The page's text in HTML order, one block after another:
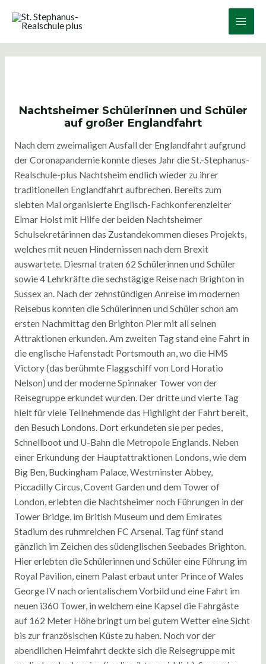
Inhalt
Main
Nachtsheimer Schülerinnen und Schüler
auf großer Englandfahrt
Nach dem zweimaligen Ausfall der Englandfahrt aufgrund
der Coronapandemie konnte dieses Jahr die St.-Stephanus-
Realschule-plus Nachtsheim endlich wieder zu ihrer
traditionellen Englandfahrt aufbrechen. Bereits zum
siebten Mal organisierte Englisch-Fachkonferenzleiter
Elmar Holst mit Hilfe der beiden Nachtsheimer
Schulsekretärinnen das Zustandekommen dieses Projekts,
welches mit neuen Hindernissen nach dem Brexit
auswartete. Diesmal traten 62 Schülerinnen und Schüler
sowie 4 Lehrkräfte die sechstägige Reise nach Brighton in
Sussex an. Nach der zehnstündigen Anreise im modernen
Reisebus konnten die Schülerinnen und Schüler schon am
ersten Nachmittag den Brighton Pier mit all seinen
Attraktionen erkunden. Am zweiten Tag stand eine Fahrt in
die englische Hafenstadt Portsmouth an, wo die HMS
Victory (das berühmte Flaggschiff von Lord Horatio
Nelson) und der moderne Spinnaker Tower von der
Reisegruppe erkundet wurden. Der dritte und vierte Tag
hielt für viele Teilnehmende das Highlight der Fahrt bereit,
den Besuch Londons. Dort erkundeten sie per pedes,
Schnellboot und U-Bahn die Metropole Englands. Neben
einer Erkundung der Hauptattraktionen Londons, wie dem
Big Ben, Buckingham Palace, Westminster Abbey,
Piccadilly Circus, Covent Garden und dem Tower of
London, erlebten die Nachtsheimer noch Führungen in der
Tower Bridge, im British Museum und dem Emirates
Stadium des ruhmreichen FC Arsenal. Tag fünf stand
gänzlich im Zeichen des südenglischen Seebades Brighton.
Hier erlebten die Schülerinnen und Schüler eine Führung im
Royal Pavilion, einem Palast erbaut unter Prince of Wales
George IV nach orientalischem Vorbild und eine Fahrt im
neuen i360 Tower, in welchem eine Kapsel die Fahrgäste
auf 162 Meter Höhe bringt um bei gutem Wetter eine Sicht
bis zur französischen Küste zu haben. Noch vor der
abendlichen Heimfahrt deckte sich die Reisegruppe mit
navigation